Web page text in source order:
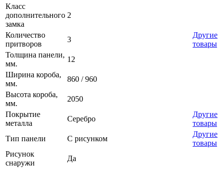
Класс
дополнительного
замка
2
Количество
притворов
3
Другие
товары
Толщина панели,
мм.
12
Ширина короба,
мм.
860 / 960
Высота короба,
мм.
2050
Покрытие
металла
Серебро
Другие
товары
Тип панели
С рисунком
Другие
товары
Рисунок
снаружи
Да